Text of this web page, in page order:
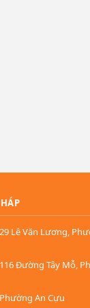
Lê Văn Lương,
Đường Tây Mỗ,
An Cựu